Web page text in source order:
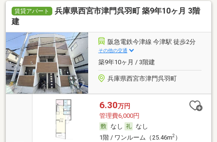
賃貸アパート
兵庫県西宮市津門呉羽町 築9年10ヶ月 3階
建
阪急電鉄今津線 今津駅 徒歩2分
その他の交通
築9年10ヶ月 / 3階建
兵庫県西宮市津門呉羽町
6.30万円
管理費6,000円
なし
なし
1階 / ワンルーム（25.46m2）